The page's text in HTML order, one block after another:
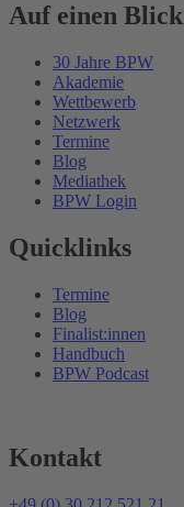
Auf einen Blick
30 Jahre BPW
Akademie
Wettbewerb
Netzwerk
Termine
Blog
Mediathek
BPW Login
Quicklinks
Termine
Blog
Finalist:innen
Handbuch
BPW Podcast
Kontakt